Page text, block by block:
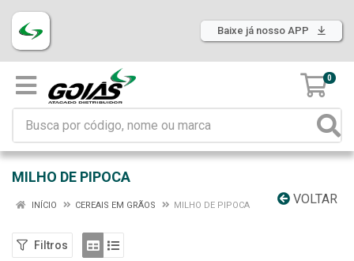
Baixe já nosso APP
0
MILHO DE PIPOCA
VOLTAR
INÍCIO CEREAIS EM GRÃOS MILHO DE PIPOCA
Filtros